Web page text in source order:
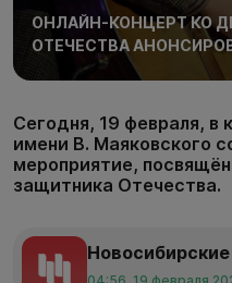
ОНЛАЙН-КОНЦЕРТ КО
ОТЕЧЕСТВА
Сегодня, 19 февраля, в
имени В. Маяковского
мероприятие,
защитника Отечества.